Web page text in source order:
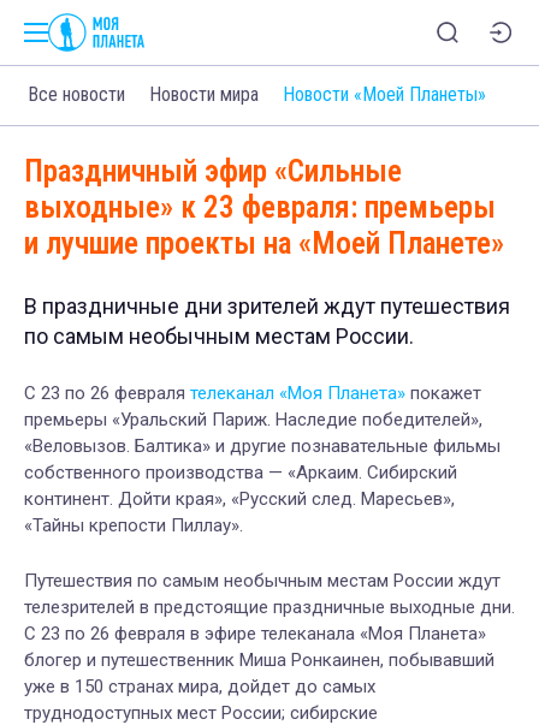
Все новости Новости мира Новости «Моей Планеты»
Праздничный эфир «Сильные
выходные» к 23 февраля: премьеры
и лучшие проекты на «Моей Планете»
В праздничные дни зрителей ждут путешествия
по самым необычным местам России.
С 23 по 26 февраля телеканал «Моя Планета» покажет
премьеры «Уральский Париж. Наследие победителей»,
«Веловызов. Балтика» и другие познавательные фильмы
собственного производства — «Аркаим. Сибирский
континент. Дойти края», «Русский след. Маресьев»,
«Тайны крепости Пиллау».
Путешествия по самым необычным местам России ждут
телезрителей в предстоящие праздничные выходные дни.
С 23 по 26 февраля в эфире телеканала «Моя Планета»
блогер и путешественник Миша Ронкаинен, побывавший
уже в 150 странах мира, дойдет до самых
труднодоступных мест России; сибирские